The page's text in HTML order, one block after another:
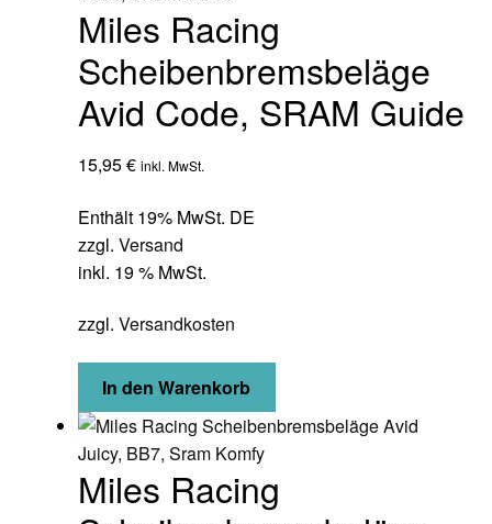
Miles Racing
Scheibenbremsbeläge
Avid Code, SRAM Guide
15,95€ inkl. MwSt.
Enthält 19% MwSt. DE
zzgl. Versand
inkl. 19 % MwSt.
zzgl. Versandkosten
In den Warenkorb
Miles Racing